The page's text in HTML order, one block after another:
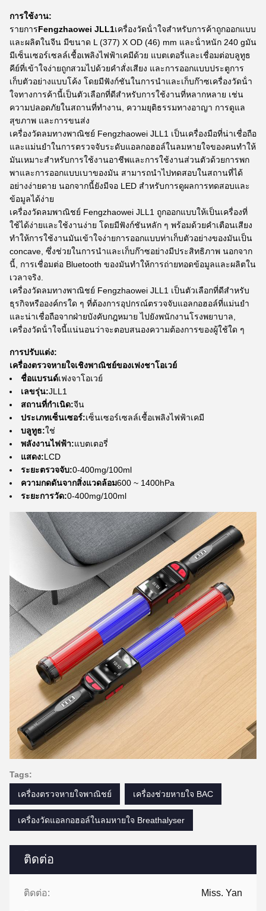
ติดต่อ
ติดต่อ: Miss. Yan
การใช้งาน:
รายการFengzhaowei JLL1เครื่องวัดน้ําใจสําหรับการค้าถูกออกแบบ
และผลิตในจีน มีขนาด L (377) X OD (46) mm และน้ําหนัก 240 gมัน
มีเซ็นเซอร์เซลล์เชื้อเพลิงไฟฟ้าเคมีด้วย แบตเตอรี่และเชื่อมต่อบลูทูธ
คีย์ที่เข้าใจง่ายถูกสวมไปด้วยคําสั่งเสียง และการออกแบบประตูการ
เก็บตัวอย่างแบบโค้ง โดยมีฟังก์ชันในการนําและเก็บก๊าซเครื่องวัดน้ํา
ใจทางการค้านี้เป็นตัวเลือกที่ดีสําหรับการใช้งานที่หลากหลาย เช่น
ความปลอดภัยในสถานที่ทํางาน, ความยุติธรรมทางอาญา การดูแล
สุขภาพ และการขนส่ง
เครื่องวัดลมทางพาณิชย์ Fengzhaowei JLL1 เป็นเครื่องมือที่น่าเชื่อถือ
และแม่นยําในการตรวจจับระดับแอลกอฮอล์ในลมหายใจของคนทําให้
มันเหมาะสําหรับการใช้งานอาชีพและการใช้งานส่วนตัวด้วยการพก
พาและการออกแบบเบาของมัน สามารถนําไปทดสอบในสถานที่ได้
อย่างง่ายดาย นอกจากนี้ยังมีจอ LED สําหรับการดูผลการทดสอบและ
ข้อมูลได้ง่าย
เครื่องวัดลมพาณิชย์ Fengzhaowei JLL1 ถูกออกแบบให้เป็นเครื่องที่
ใช้ได้ง่ายและใช้งานง่าย โดยมีฟังก์ชันหลัก ๆ พร้อมด้วยคําเตือนเสียง
ทําให้การใช้งานมันเข้าใจง่ายการออกแบบท่าเก็บตัวอย่างของมันเป็น
concave, ซึ่งช่วยในการนําและเก็บก๊าซอย่างมีประสิทธิภาพ นอกจาก
นี้, การเชื่อมต่อ Bluetooth ของมันทําให้การถ่ายทอดข้อมูลและผลิตใน
เวลาจริง.
เครื่องวัดลมทางพาณิชย์ Fengzhaowei JLL1 เป็นตัวเลือกที่ดีสําหรับ
ธุรกิจหรือองค์กรใด ๆ ที่ต้องการอุปกรณ์ตรวจจับแอลกอฮอล์ที่แม่นยํา
และน่าเชื่อถือจากฝ่ายบังคับกฎหมาย ไปยังพนักงานโรงพยาบาล,
เครื่องวัดน้ําใจนี้แน่นอนว่าจะตอบสนองความต้องการของผู้ใช้ใด ๆ
การปรับแต่ง:
เครื่องตรวจหายใจเชิงพาณิชย์ของเฟงชาโอเวย์
ชื่อแบรนด์เฟงจาโอเวย์
เลขรุ่น:JLL1
สถานที่กําเนิด:จีน
ประเภทเซ็นเซอร์:เซ็นเซอร์เซลล์เชื้อเพลิงไฟฟ้าเคมี
บลูทูธ:ใช่
พลังงานไฟฟ้า:แบตเตอรี่
แสดง:LCD
ระยะตรวจจับ:0-400mg/100ml
ความกดดันจากสิ่งแวดล้อม600 ~ 1400hPa
ระยะการวัด:0-400mg/100ml
Tags:
เครื่องตรวจหายใจพาณิชย์ เครื่องช่วยหายใจ BAC
เครื่องวัดแอลกอฮอล์ในลมหายใจ Breathalyser